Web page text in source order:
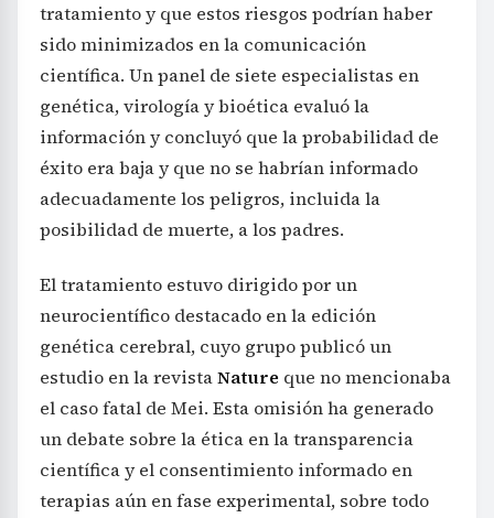
tratamiento y que estos riesgos podrían haber
sido minimizados en la comunicación
científica. Un panel de siete especialistas en
genética, virología y bioética evaluó la
información y concluyó que la probabilidad de
éxito era baja y que no se habrían informado
adecuadamente los peligros, incluida la
posibilidad de muerte, a los padres.
El tratamiento estuvo dirigido por un
neurocientífico destacado en la edición
genética cerebral, cuyo grupo publicó un
estudio en la revistaNature que no mencionaba
el caso fatal de Mei. Esta omisión ha generado
un debate sobre la ética en la transparencia
científica y el consentimiento informado en
terapias aún en fase experimental, sobre todo